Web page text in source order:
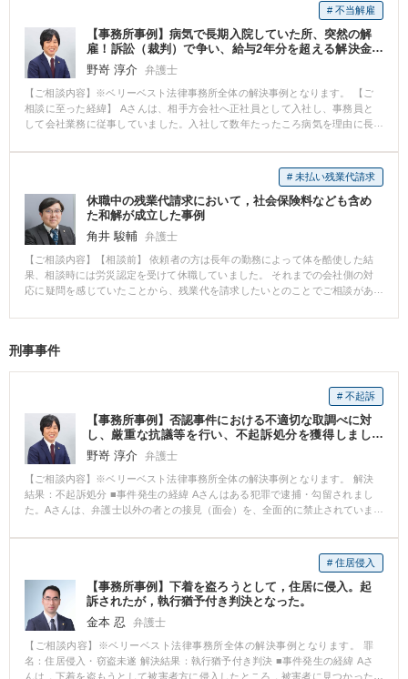
が治まることはなかったため、医師から症状固定の診断を受け、後遺障害の
申立てをすることとなりました。 後遺障害の申立てにあたっては、事前に弁
護士が医師宛の書面を作成し、必要な検査を実施していただくよう依頼をし
ていましたので、医師が神経伝導速度検査を実施し、他覚的所見がある旨を
後遺障害診断書に記載していただきました。 その結果、無事に12級13号が認
定され、高額賠償につなげることができました。 弁護士に依頼していなけれ
ば、14級9号の認定に留まった可能性も十分にありましたので、Aさんに喜ん
でいただけて弁護士としても非常に嬉しい気持ちになりました。
の後、認定結果を踏まえて損害の計算を行い、示談交渉に移行しました。 上
記の事故状況であったため、過失相殺を主張される可能性がありましたが、
最終的には100対0を前提に解決することができました。 逸失利益について
は、14級であったこともあり、相手方保険会社も労働能力喪失期間を5年とし
て譲らなかったのですが、その代わりに後遺障害慰謝料や休業損害その他の
項目についてはこちらの提示額満額を飲んでもらう形で調整をしました。 労
働能力喪失期間を争って交渉外の手続きに移行することも検討の余地があり
ましたが、Aさんとしても、最終的な金額や解決までの期間、過失割合が暗転
談の運びとなりました。
社に採用されて試用期間を明けた直後、コロナ禍の影響でしばらくは自宅勤
務となり、営業の機会が無くなってしまっていました。 そんな中、通常業務
が再開すると同時に、会社から現実的ではない営業ノルマを課されてしまい
ました。 Aさんは、何とかノルマを達成しようと努力し、一定の成果は上げ
たものの、会社の定めた目標には至りませんでした。 そうしたところ、会社
からは、Aさんの成績が悪いという理由で解雇を告げられてしまいました。
【ベリーベストの対応とその結果】 Aさんの依頼を受け、まずは、弁護士か
ら会社に対して、解雇の撤回を求める通知を送付しました。 ところが会社は
全く応じようとせず、解雇が当然だという主張を繰り返しました。 そこで、
改善の余地もないなどと主張してきました。 しかしながら、 ・そもそもノル
マが他の社員も達成していない不可能なものであったこと ・その中でもAさ
んが一定の成績をあげていたこと などを主張して争った結果、裁判所は、A
さんに対する解雇は法律上無効なものと判断し、Aさんの勝訴となりました。
(解決のポイント) 会社から課されたノルマを達成できなかったことを理由に
しまう人もいるかもしれません。 しかしながら、自分のできる努力をしっか
りしていてもおよそ達成困難なノルマであれば、それは課されているノルマ
自体が問題であり、それを達成できなかったからといって、当然に解雇が認
言・手助けをすることができ、適切な解決に至ることができました。 (解決
金) 裁判の結果、Aさんが解雇を言い渡されて以降の、本来受け取れたはずの
給料分に相当する700万円以上の金額の支払いが命じられ、実際に会社に支払
わせることに成功しました。 ※ご依頼者様の守秘義務の観点から、一部、内
# 不当解雇
【事務所事例】病気で長期入院していた所、突然の解
雇！訴訟（裁判）で争い、給与2年分を超える解決金
を得た
野嵜 淳介 弁護士
【ご相談内容】※ベリーベスト法律事務所全体の解決事例となります。 【ご
相談に至った経緯】 Aさんは、相手方会社へ正社員として入社し、事務員と
して会社業務に従事していました。入社して数年たったころ病気を理由に長
復に専念するようにと述べられていたのですが、ある日突然、会社から休職
期間満了を理由として退職手続をとられてしまいました。 Aさんとしては、
事前通告もなく突如一方的にそのような措置をとられたことに納得ができ
ず、弊所へ相談に来られました。 【ご相談内容】 Aさんは、入院していた期
間中に会社から送られてきた書類や、これまでの経緯を簡単にまとめた資料
を持参し、相談に来られました。 相談では、これまでの就業状況、入院に至
った経緯、入院当初及び入院中の会社の態様、退職手続が取られた際の出来
事等を丁寧にお話いただけたので、弁護士としても頭の中でどういう事案で
あり、法的に何が問題になるかがスムーズに整理できました。 本件では、休
職期間の満了を理由に退職の手続きが取られましたが、会社から送られてき
結果】 まずは、ベリーベストから相手方の会社に対して、本件退職手続きは
無効であるとして、通知書を送りました。 会社側は、Aさんを退職にしたこ
とについて違法性はないと強く争う姿勢を示してきたため、結果的に、裁判
で長期にわたり争うことになりました。 裁判手続きは長期にわたりました
が、本件の問題点を整理した書面を提出し、その問題点を示す資料を可能な
限り提出していくことで、裁判書もこちら側が主張する問題点を理解してく
れました。 結果としては、訴訟において裁判所からAさんの主張が認められ
るであろう心証が開示されたことから、給与2年分を超える解決金が支払われ
る和解が成立し、無事解決となりました。 ※ご依頼者様の守秘義務の観点か
ら、一部、内容を抽象化して掲載しております。
# 未払い残業代請求
休職中の残業代請求において，社会保険料なども含め
た和解が成立した事例
角井 駿輔 弁護士
【ご相談内容】【相談前】 依頼者の方は長年の勤務によって体を酷使した結
果、相談時には労災認定を受けて休職していました。 それまでの会社側の対
応に疑問を感じていたことから、残業代を請求したいとのことでご相談があ
の健康保険料などの社会保険料について、会社側が支払いを求めてきたこと
会社側代理人と期日間で協議した結果、ある程度の期間については実質的な
は、社会保険料との実質的な相殺処理をしない方が有利な状況でした。 その
反面、支払義務のある立替社会保険料の問題をそのままにしておくことも、
相談者にとって不利な結果を招く恐れがありました。 この点、残業代請求の
訴訟において、それぞれの問題をいっぺんに解決する内容の和解が成立した
ことによって、紛争の一回的解決が達成されました。
刑事事件
# 不起訴
【事務所事例】否認事件における不適切な取調べに対
し、厳重な抗議等を行い、不起訴処分を獲得しまし
た。
野嵜 淳介 弁護士
【ご相談内容】※ベリーベスト法律事務所全体の解決事例となります。 解決
結果：不起訴処分 ■事件発生の経緯 Aさんはある犯罪で逮捕・勾留されまし
た。Aさんは、弁護士以外の者との接見（面会）を、全面的に禁止されていま
ト」という冊子を差し入れ、ここに取り調べ状況を逐一記録するようお願い
しました。 次に、身柄解放に向けて、裁判所に対して勾留決定に対する準抗
告（異議申立て）を行い、これと同時に、少なくとも近親者には面会できる
ようにと、接見禁止の一部解除の申立てを行いました。 しかし、いずれの申
立ても裁判所には認めてもらえず、Aさんは弁護士以外、誰にも会えない状況
が続きました。 Aさんは毎日、「被疑者ノート」に取調状況を詳細に記載
し、担当弁護士らが接見に行くたび、これを使って報告をしてくれました。
「被疑者ノート」には、Aさんに自白を強要するための、非常に厳しい警察官
の言葉が、数多く記されていました。 警察官の取調べにより、真実が歪めら
# 住居侵入
【事務所事例】下着を盗ろうとして，住居に侵入。起
訴されたが，執行猶予付き判決となった。
金本 忍
弁護士
【ご相談内容】※ベリーベスト法律事務所全体の解決事例となります。 罪
名：住居侵入・窃盗未遂 解決結果：執行猶予付き判決 ■事件発生の経緯 Aさ
んは，下着を盗もうとして被害者方に侵入したところ，被害者に見つかった